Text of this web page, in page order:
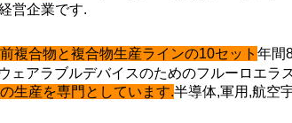
営企業です.
複合物と複合物生産ラインの10セット 年間
ェアラブルデバイスのためのフルーロエラ
生産を専門としています.半導体,軍用,航空